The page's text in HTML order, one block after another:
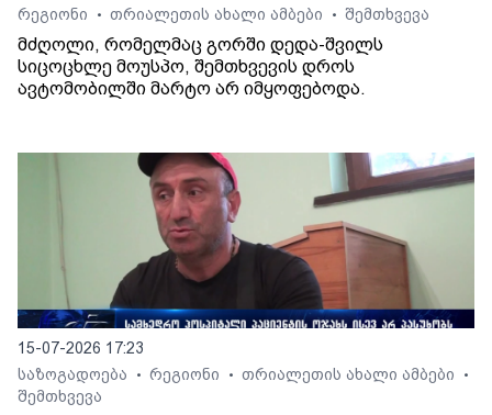
რეგიონი
• თრიალეთის ახალი ამბები • შემთხვევა
მძღოლი, რომელმაც გორში დედა-შვილს
სიცოცხლე მოუსპო, შემთხვევის დროს
ავტომობილში მარტო არ იმყოფებოდა.
15-07-2026 17:23
საზოგადოება
• რეგიონი • თრიალეთის ახალი ამბები •
შემთხვევა